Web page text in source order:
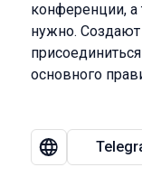
конференции, а
нужно.
основного